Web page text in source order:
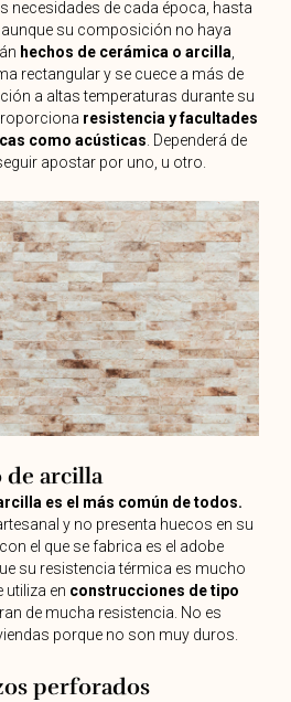
necesidades de cada época, hasta
aunque su composición no haya
hechos de cerámica o arcilla,
rectangular y se cuece a más de
a altas temperaturas durante su
resistencia y facultades
como acústicas. Dependerá de
apostar por uno, u otro.
arcilla
es el más común de todos.
y no presenta huecos en su
el que se fabrica es el adobe
su resistencia térmica es mucho
utiliza en construcciones de tipo
de mucha resistencia. No es
porque no son muy duros.
perforados